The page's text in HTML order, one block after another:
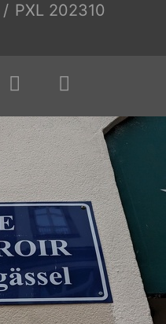
PXL 20231023 103843789.MP